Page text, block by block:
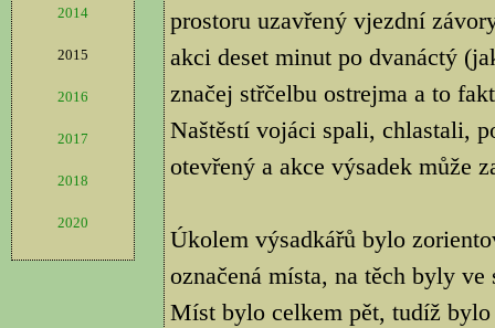
2014
2015
2016
2017
2018
2020
prostoru uzavřený vjezdní
akci deset minut po dvanáctý
značej střčelbu ostrejma a to
Naštěstí vojáci spali, chlastali,
otevřený a akce výsadek může
Úkolem výsadkářů bylo
označená místa, na těch byly
Míst bylo celkem pět, tudíž